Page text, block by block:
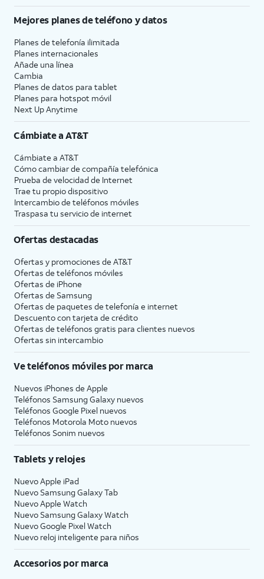
Mejores planes de teléfono y datos
Planes de telefonía ilimitada
Planes internacionales
Añade una línea
Cambia
Planes de datos para tablet
Planes para hotspot móvil
Next Up Anytime
Cámbiate aAT&T
Cámbiate a AT&T
Cómo cambiar de compañía telefónica
Prueba de velocidad de Internet
Trae tu propio dispositivo
Intercambio de teléfonos móviles
Traspasa tu servicio de internet
Ofertas destacadas
Ofertas y promociones de AT&T
Ofertas de teléfonos móviles
Ofertas de iPhone
Ofertas de Samsung
Ofertas de paquetes de telefonía e internet
Descuento con tarjeta de crédito
Ofertas de teléfonos gratis para clientes nuevos
Ofertas sin intercambio
Ve teléfonos móviles por marca
Nuevos iPhones de Apple
Teléfonos Samsung Galaxy nuevos
Teléfonos Google Pixel nuevos
Teléfonos Motorola Moto nuevos
Teléfonos Sonim nuevos
Tablets y relojes
Nuevo Apple iPad
Nuevo Samsung Galaxy Tab
Nuevo Apple Watch
Nuevo Samsung Galaxy Watch
Nuevo Google Pixel Watch
Nuevo reloj inteligente para niños
Accesorios por marca